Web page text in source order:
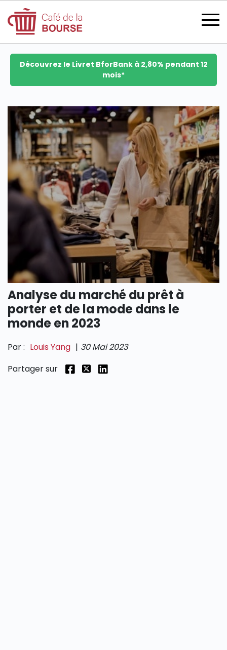
se connecter
devenir membre
CATÉGORIES
SECTIONS
Découvrez le Livret BforBank à 2,80% pendant 12
mois*
Analyse du marché du prêt à
porter et de la mode dans le
monde en 2023
Par : Louis Yang | 30 Mai 2023
Partager sur